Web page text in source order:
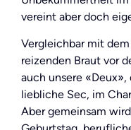
vereint aber doch
Vergleichbar mit
reizenden Braut vor
auch unsere
liebliche Sec, im
Aber gemeinsam